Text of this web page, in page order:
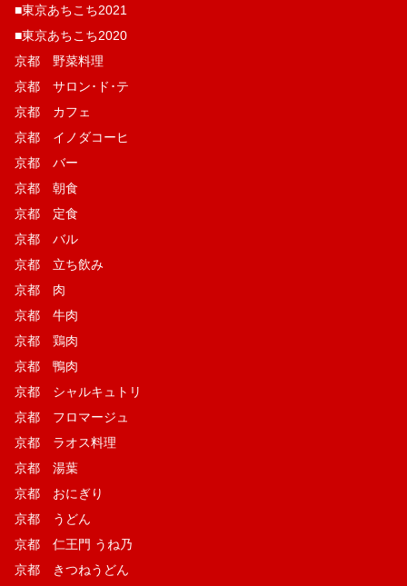
■東京あちこち2021
■東京あちこち2020
京都 野菜料理
京都 サロン･ド･テ
京都 カフェ
京都 イノダコーヒ
京都 バー
京都 朝食
京都 定食
京都 バル
京都 立ち飲み
京都 肉
京都 牛肉
京都 鶏肉
京都 鴨肉
京都 シャルキュトリ
京都 フロマージュ
京都 ラオス料理
京都 湯葉
京都 おにぎり
京都 うどん
京都 仁王門 うね乃
京都 きつねうどん